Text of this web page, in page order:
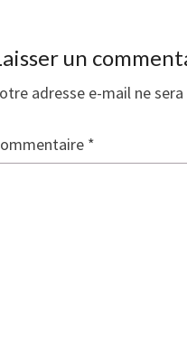
un
adresse e-mail ne sera
*